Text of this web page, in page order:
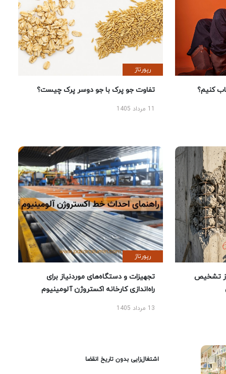
کنیم؟
رپورتاژ
تفاوت جو پرک با جو دوسر پرک چیست؟
تشخیص
رپورتاژ
تجهیزات و دستگاه‌های موردنیاز برای
راه‌اندازی کارخانه اکستروژن آلومینیوم
13 مرداد 1405
اشتغال‌زایی بدون تاریخ انقضا